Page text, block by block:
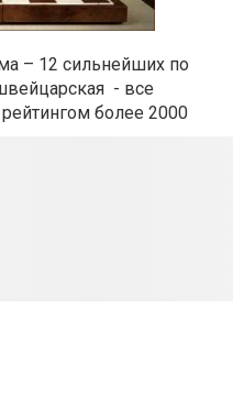
– 12 сильнейших по
- все
более 2000